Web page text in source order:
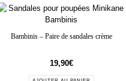
Bambinis – Paire de sandales crème
19,90€